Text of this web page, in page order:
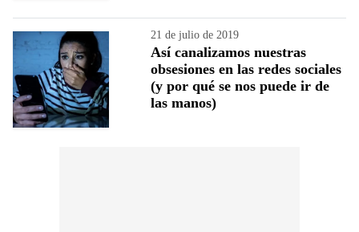
21 de julio de 2019
Así canalizamos nuestras
obsesiones en las redes sociales
(y por qué se nos puede ir de
las manos)